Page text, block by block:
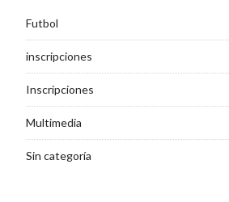
Futbol
inscripciones
Inscripciones
Multimedia
Sin categoría